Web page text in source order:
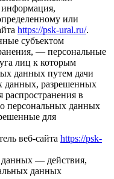
или
https://psk-ural.ru/.
субъектом
— персональные
лиц к которым
данных путем дачи
данных, разрешенных
в
персональных данных
для
веб-сайта https://psk-
данных — действия,
данных